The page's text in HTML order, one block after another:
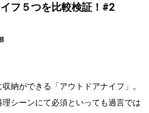
フ５つを比較検証！#2
納ができる「アウトドアナイフ」。
シーンにて必須といっても過言では